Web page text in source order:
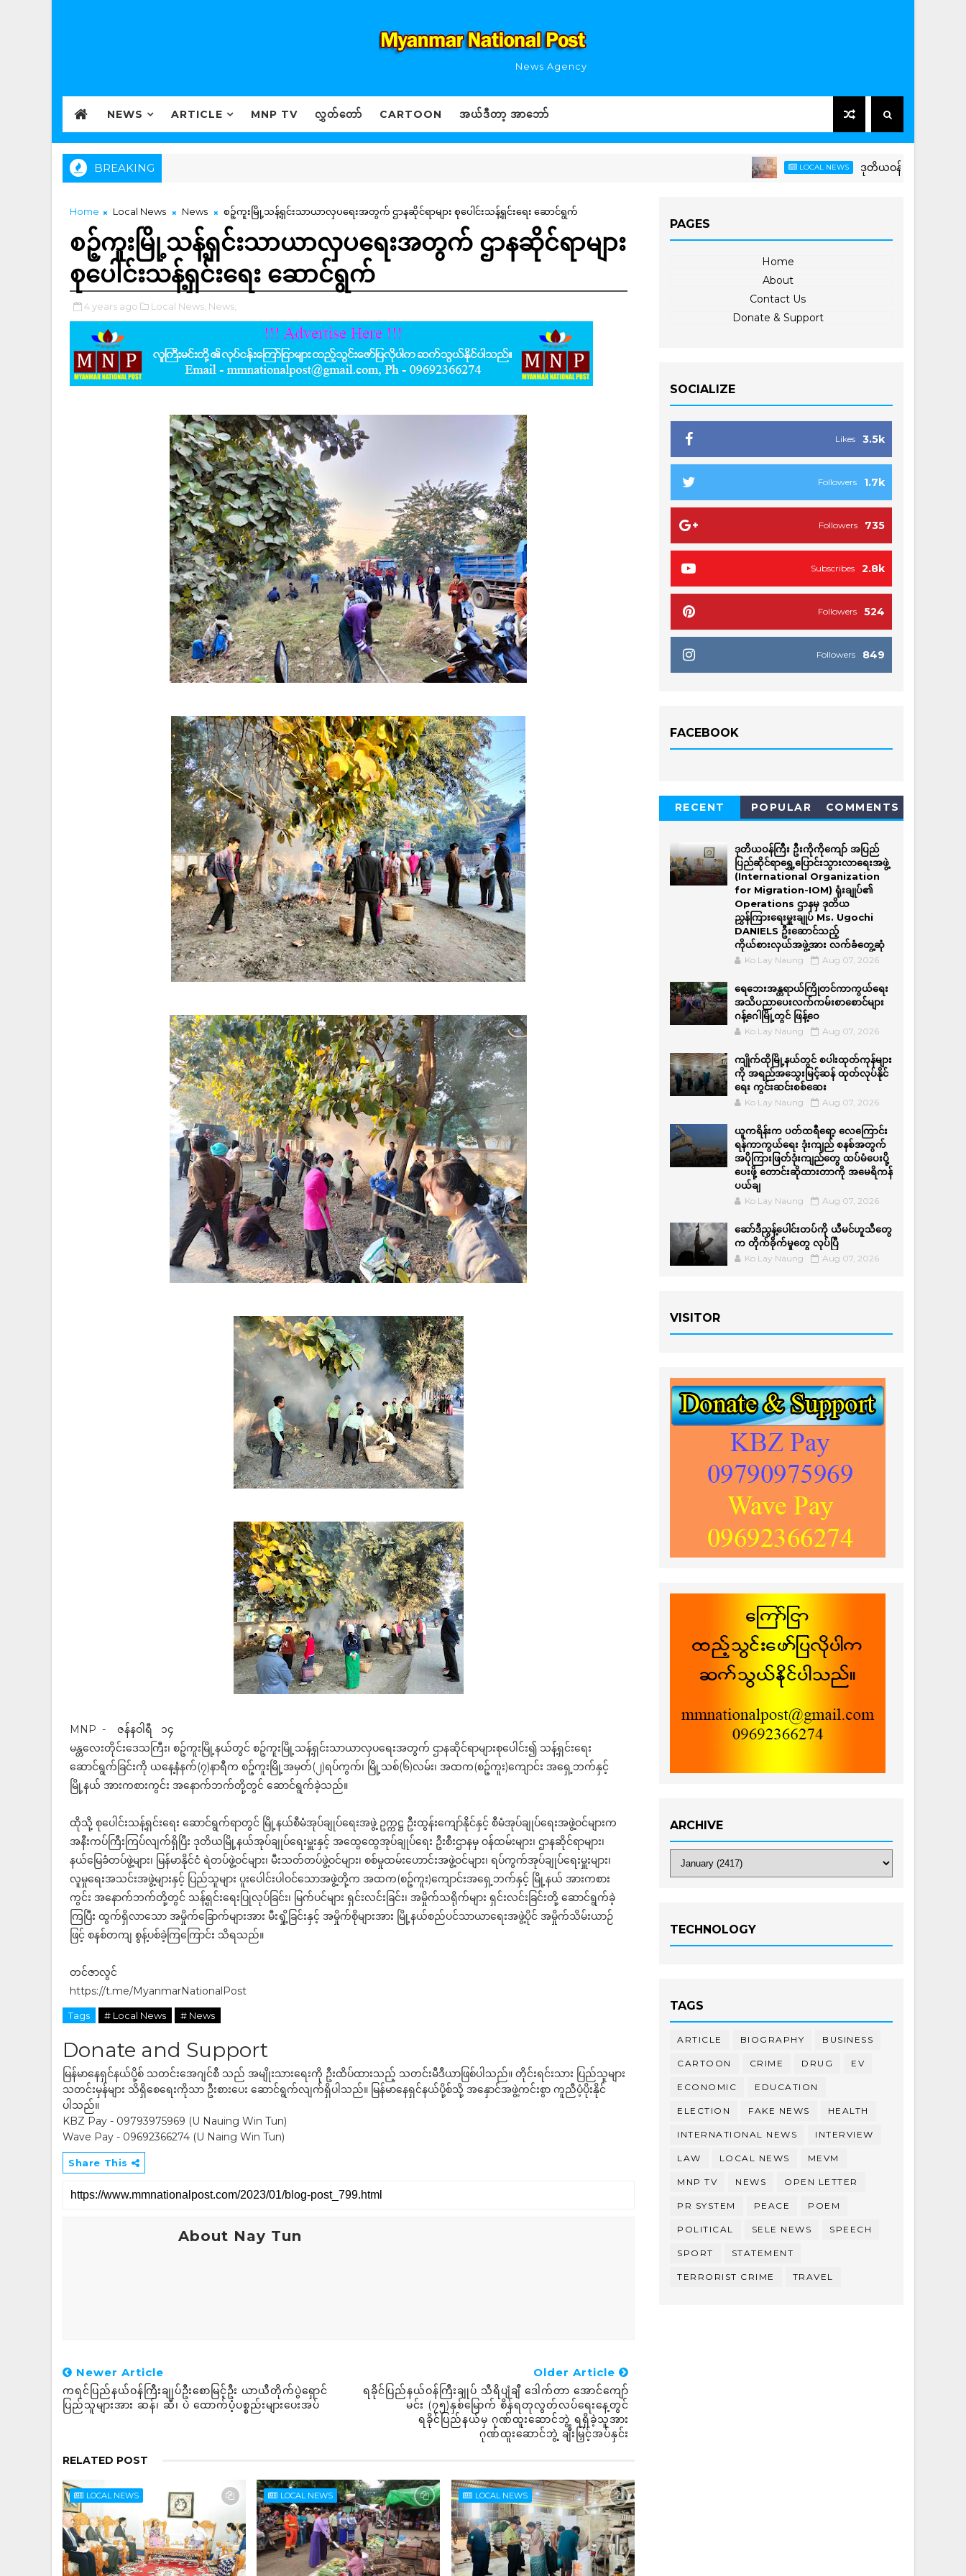
News Agency
NEWS ARTICLE MNP TV လွှတ်တော် CARTOON အယ်ဒီတာ့ အာဘော်
BREAKING LOCAL NEWS ဒုတိယဝန်ကြီး ဦးကိုကိုကျော် အပြ
Home Local News News စဉ့်ကူးမြို့သန့်ရှင်းသာယာလှပရေးအတွက် ဌာနဆိုင်ရာများ စုပေါင်းသန့်ရှင်းရေး ဆောင်ရွက်
စဉ့်ကူးမြို့သန့်ရှင်းသာယာလှပရေးအတွက် ဌာနဆိုင်ရာများ
စုပေါင်းသန့်ရှင်းရေး ဆောင်ရွက်
4 years ago Local News, News,
MNP - ဇန်နဝါရီ ၁၄
မန္တလေးတိုင်းဒေသကြီး၊ စဉ့်ကူးမြို့နယ်တွင် စဉ့်ကူးမြို့သန့်ရှင်းသာယာလှပရေးအတွက် ဌာနဆိုင်ရာများစုပေါင်း၍ သန့်ရှင်းရေး
ဆောင်ရွက်ခြင်းကို ယနေ့နံနက်(၇)နာရီက စဉ့်ကူးမြို့အမှတ်(၂)ရပ်ကွက်၊ မြို့သစ်(၆)လမ်း၊ အထက(စဉ့်ကူး)ကျောင်း အရှေ့ဘက်နှင့်
မြို့နယ် အားကစားကွင်း အနောက်ဘက်တို့တွင် ဆောင်ရွက်ခဲ့သည်။
ထိုသို့ စုပေါင်းသန့်ရှင်းရေး ဆောင်ရွက်ရာတွင် မြို့နယ်စီမံအုပ်ချုပ်ရေးအဖွဲ့ ဥက္ကဋ္ဌ ဦးထွန်းကျော်နိုင်နှင့် စီမံအုပ်ချုပ်ရေးအဖွဲ့ဝင်များက
အနီးကပ်ကြီးကြပ်လျက်ရှိပြီး ဒုတိယမြို့နယ်အုပ်ချုပ်ရေးမှူးနှင့် အထွေထွေအုပ်ချုပ်ရေး ဦးစီးဌာနမှ ဝန်ထမ်းများ၊ ဌာနဆိုင်ရာများ၊
နယ်မြေခံတပ်ဖွဲ့များ၊ မြန်မာနိုင်ငံ ရဲတပ်ဖွဲ့ဝင်များ၊ မီးသတ်တပ်ဖွဲ့ဝင်များ၊ စစ်မှုထမ်းဟောင်းအဖွဲ့ဝင်များ၊ ရပ်ကွက်အုပ်ချုပ်ရေးမှူးများ၊
လူမှုရေးအသင်းအဖွဲ့များနှင့် ပြည်သူများ ပူးပေါင်းပါဝင်သောအဖွဲ့တို့က အထက(စဉ့်ကူး)ကျောင်းအရှေ့ဘက်နှင့် မြို့နယ် အားကစား
ကွင်း အနောက်ဘက်တို့တွင် သန့်ရှင်းရေးပြုလုပ်ခြင်း၊ မြက်ပင်များ ရှင်းလင်းခြင်း၊ အမှိုက်သရိုက်များ ရှင်းလင်းခြင်းတို့ ဆောင်ရွက်ခဲ့
ကြပြီး ထွက်ရှိလာသော အမှိုက်ခြောက်များအား မီးရှို့ခြင်းနှင့် အမှိုက်စိုများအား မြို့နယ်စည်ပင်သာယာရေးအဖွဲ့ပိုင် အမှိုက်သိမ်းယာဉ်
ဖြင့် စနစ်တကျ စွန့်ပစ်ခဲ့ကြကြောင်း သိရသည်။
တင်ဇာလွင်
https://t.me/MyanmarNationalPost
Tags # Local News # News
Donate and Support
မြန်မာနေရှင်နယ်ပို့စ် သတင်းအေဂျင်စီ သည် အမျိုးသားရေးကို ဦးထိပ်ထားသည့် သတင်းမီဒီယာဖြစ်ပါသည်။ တိုင်းရင်းသား ပြည်သူများ
သတင်းမှန်များ သိရှိစေရေးကိုသာ ဦးစားပေး ဆောင်ရွက်လျက်ရှိပါသည်။ မြန်မာနေရှင်နယ်ပို့စ်သို့ အနှောင်အဖွဲ့ကင်းစွာ ကူညီပံ့ပိုးနိုင်
ပါသည်။
KBZ Pay - 09793975969 (U Nauing Win Tun)
Wave Pay - 09692366274 (U Naing Win Tun)
Share This
About Nay Tun
Newer Article
ကရင်ပြည်နယ်ဝန်ကြီးချုပ်ဦးစောမြင့်ဦး ယာယီတိုက်ပွဲရှောင်
ပြည်သူများအား ဆန်၊ ဆီ၊ ပဲ ထောက်ပံ့ပစ္စည်းများပေးအပ်
Older Article
ရခိုင်ပြည်နယ်ဝန်ကြီးချုပ် သီရိပျံချီ ဒေါက်တာ အောင်ကျော်
မင်း (၇၅)နှစ်မြောက် စိန်ရတုလွတ်လပ်ရေးနေ့တွင်
ရခိုင်ပြည်နယ်မှ ဂုဏ်ထူးဆောင်ဘွဲ့ ရရှိခဲ့သူအား
ဂုဏ်ထူးဆောင်ဘွဲ့ ချီးမြှင့်အပ်နှင်း
RELATED POST
LOCAL NEWS LOCAL NEWS LOCAL NEWS
PAGES
Home
About
Contact Us
Donate & Support
SOCIALIZE
3.5k
Likes
1.7k
Followers
735
Followers
2.8k
Subscribes
524
Followers
849
Followers
FACEBOOK
RECENT POPULAR COMMENTS
ဒုတိယဝန်ကြီး ဦးကိုကိုကျော် အပြည်
ပြည်ဆိုင်ရာရွှေ့ပြောင်းသွားလာရေးအဖွဲ့
(International Organization
for Migration-IOM) ရုံးချုပ်၏
Operations ဌာနမှ ဒုတိယ
ညွှန်ကြားရေးမှူးချုပ် Ms. Ugochi
DANIELS ဦးဆောင်သည့်
ကိုယ်စားလှယ်အဖွဲ့အား လက်ခံတွေ့ဆုံ
Ko Lay Naung Aug 07, 2026
ရေဘေးအန္တရာယ်ကြိုတင်ကာကွယ်ရေး
အသိပညာပေးလက်ကမ်းစာစောင်များ
ဂန့်ဂေါမြို့တွင် ဖြန့်ဝေ
Ko Lay Naung Aug 07, 2026
ကျိုက်ထိုမြို့နယ်တွင် စပါးထုတ်ကုန်များ
ကို အရည်အ‌သွေးမြင့်ဆန် ထုတ်လုပ်နိုင်
ရေး ကွင်းဆင်းစစ်ဆေး
Ko Lay Naung Aug 07, 2026
ယူကရိန်းက ပတ်ထရီရော့ လေကြောင်း
ရန်ကာကွယ်ရေး ဒုံးကျည် စနစ်အတွက်
အပိုကြားဖြတ်ဒုံးကျည်တွေ ထပ်မံပေးပို့
ပေးဖို့ တောင်းဆိုထားတာကို အမေရိကန်
ပယ်ချ
Ko Lay Naung Aug 07, 2026
ဆော်ဒီညွန့်ပေါင်းတပ်ကို ယီမင်ဟူသီတွေ
က တိုက်ခိုက်မှုတွေ လုပ်ပြီ
Ko Lay Naung Aug 07, 2026
VISITOR
ARCHIVE
TECHNOLOGY
TAGS
ARTICLE BIOGRAPHY BUSINESS
CARTOON CRIME DRUG EV
ECONOMIC EDUCATION
ELECTION FAKE NEWS HEALTH
INTERNATIONAL NEWS INTERVIEW
LAW LOCAL NEWS MEVM
MNP TV NEWS OPEN LETTER
PR SYSTEM PEACE POEM
POLITICAL SELE NEWS SPEECH
SPORT STATEMENT
TERRORIST CRIME TRAVEL